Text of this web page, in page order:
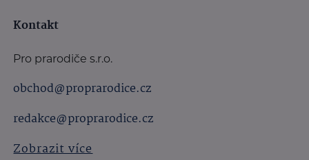
Kontakt
Pro prarodiče s.r.o.
obchod@proprarodice.cz
redakce@proprarodice.cz
Zobrazit více